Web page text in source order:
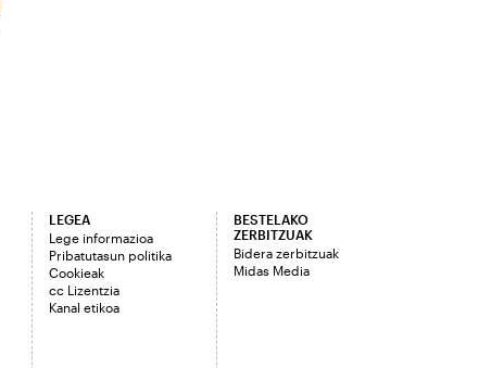
LEGEA
Lege informazioa
Pribatutasun politika
Cookieak
cc Lizentzia
Kanal etikoa
BESTELAKO
ZERBITZUAK
Bidera zerbitzuak
Midas Media